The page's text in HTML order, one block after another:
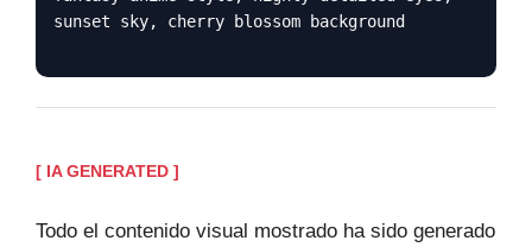
sunset sky, cherry blossom background
[ IA GENERATED ]
Todo el contenido visual mostrado ha sido generado